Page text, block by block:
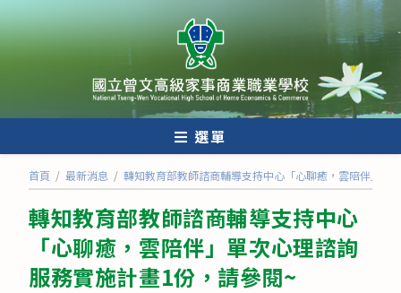
跳
轉
至
內
選單
首頁 / 最新消息 / 轉知教育部教師諮商輔導支持中心「心聊癒，雲陪伴」單
轉知教育部教師諮商輔導支持中心
「心聊癒，雲陪伴」單次心理諮詢
服務實施計畫1份，請參閱~